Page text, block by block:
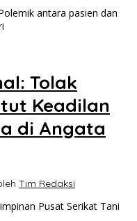
antara pasien dan
Tolak
Keadilan
di Angata
Tim Redaksi
Pusat Serikat Tani